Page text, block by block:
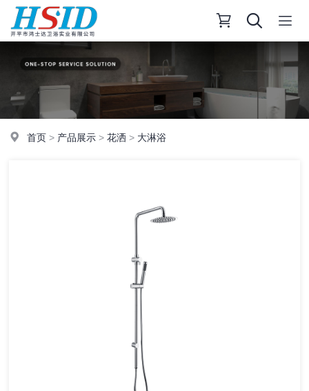
首页 > 产品展示 >花洒 > 大淋浴